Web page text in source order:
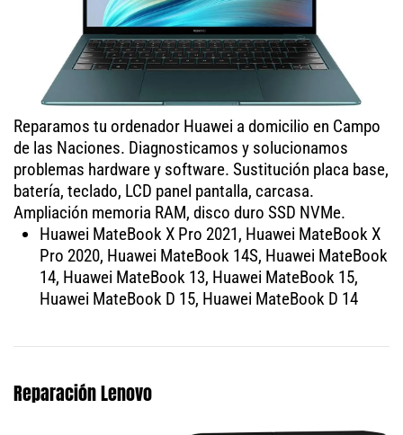
Reparamos tu ordenador Huawei a domicilio en Campo
de las Naciones. Diagnosticamos y solucionamos
problemas hardware y software. Sustitución placa base,
batería, teclado, LCD panel pantalla, carcasa.
Ampliación memoria RAM, disco duro SSD NVMe.
Huawei MateBook X Pro 2021, Huawei MateBook X
Pro 2020, Huawei MateBook 14S, Huawei MateBook
14, Huawei MateBook 13, Huawei MateBook 15,
Huawei MateBook D 15, Huawei MateBook D 14
Reparación Lenovo